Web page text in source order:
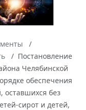
Постановление
Челябинской
обеспечения
оставшихся без
сирот и детей,